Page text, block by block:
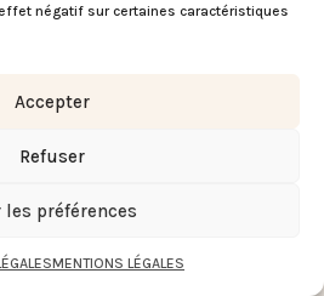
négatif sur certaines caractéristiques
Accepter
Refuser
les préférences
MENTIONS LÉGALES